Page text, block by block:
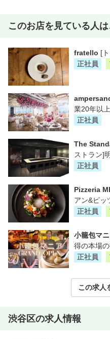
このお店を見ている人
fratello [
正社員
業20年以
正社員
The
ストラン]
正社員
Pizzeria
アン&ピッ
正社員
小籠包マ
得の本場
正社員
この求人
渋谷区の求人情報